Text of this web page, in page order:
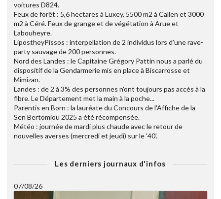
voitures D824.
Feux de forêt : 5,6 hectares à Luxey, 5500 m2 à Callen et 3000
m2 à Céré. Feux de grange et de végétation à Arue et
Labouheyre.
LipostheyPissos : interpellation de 2 individus lors d'une rave-
party sauvage de 200 personnes.
Nord des Landes : le Capitaine Grégory Pattin nous a parlé du
dispositif de la Gendarmerie mis en place à Biscarrosse et
Mimizan.
Landes : de 2 à 3% des personnes n'ont toujours pas accès à la
fibre. Le Département met la main à la poche...
Parentis en Born : la lauréate du Concours de l'Affiche de la
Sen Bertomiou 2025 a été récompensée.
Météo : journée de mardi plus chaude avec le retour de
nouvelles averses (mercredi et jeudi) sur le '40'.
Les derniers journaux d'infos
07/08/26